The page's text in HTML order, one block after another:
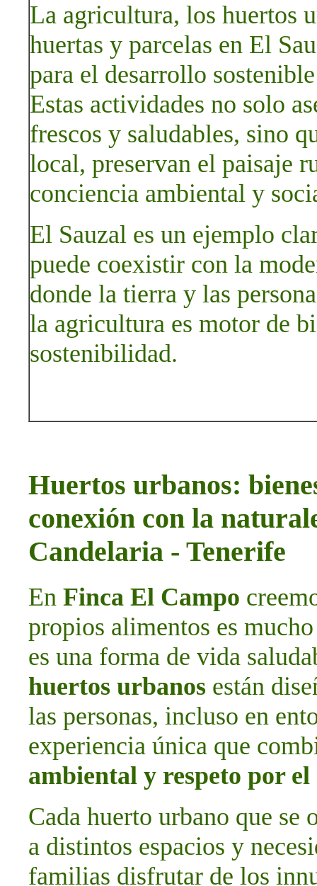
La agricultura, los huertos
huertas y parcelas en El
para el desarrollo
Estas actividades no solo
frescos y saludables, sino
local, preservan el paisaje
conciencia ambiental y
El Sauzal es un ejemplo
puede coexistir con la
donde la tierra y las
la agricultura es motor de
sostenibilidad.
Huertos urbanos:
conexión con la
Candelaria - Tenerife
En Finca El Campo
propios alimentos es
es una forma de vida
huertos urbanos están
las personas, incluso en
experiencia única que
ambiental y respeto por
Cada huerto urbano que se
a distintos espacios y
familias disfrutar de los